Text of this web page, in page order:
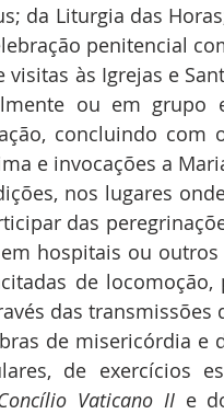
da Liturgia das
penitencial
e visitas às Igrejas
ou em
concluindo com
e invocações a
condições, nos lugares
das
hospitais ou
de
das transmissões
obras de
de exercícios
Vaticano II e